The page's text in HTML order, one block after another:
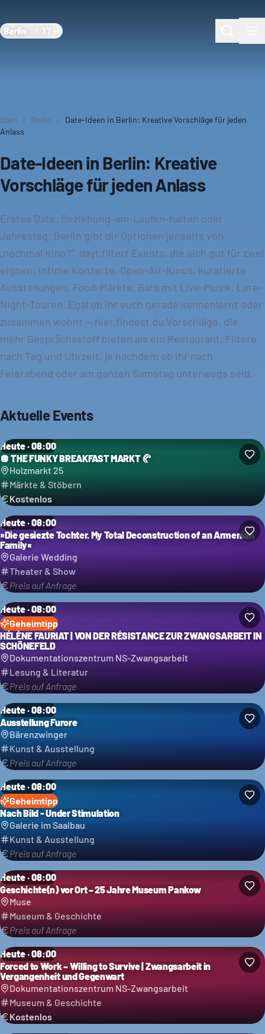
Berlin 08:38
Start / Berlin /
Date-Ideen in Berlin: Kreative Vorschläge für jeden
Anlass
Date-Ideen in Berlin: Kreative
Vorschläge für jeden Anlass
Erstes Date, Beziehung-am-Laufen-halten oder
Jahrestag: Berlin gibt dir Optionen jenseits von
„nochmal Kino?“. dayt filtert Events, die sich gut für zwei
eignen: intime Konzerte, Open-Air-Kinos, kuratierte
Ausstellungen, Food-Märkte, Bars mit Live-Musik, Late-
Night-Touren. Egal ob ihr euch gerade kennenlernt oder
zusammen wohnt — hier findest du Vorschläge, die
mehr Gesprächsstoff bieten als ein Restaurant. Filtere
nach Tag und Uhrzeit, je nachdem ob ihr nach
Feierabend oder am ganzen Samstag unterwegs seid.
Aktuelle Events
Heute · 08:00
🪩 THE FUNKY BREAKFAST MARKT 🥐
Holzmarkt 25
Märkte & Stöbern
Kostenlos
Heute · 08:00
»Die gesiezte Tochter. My Total Deconstruction of an Armenian
Family«
Galerie Wedding
Theater & Show
Preis auf Anfrage
Heute · 08:00
Geheimtipp
HÉLÈNE FAURIAT | VON DER RÉSISTANCE ZUR ZWANGSARBEIT IN
SCHÖNEFELD
Dokumentationszentrum NS-Zwangsarbeit
Lesung & Literatur
Preis auf Anfrage
Heute · 08:00
Ausstellung Furore
Bärenzwinger
Kunst & Ausstellung
Preis auf Anfrage
Heute · 08:00
Geheimtipp
Nach Bild - Under Stimulation
Galerie im Saalbau
Kunst & Ausstellung
Preis auf Anfrage
Heute · 08:00
Geschichte(n) vor Ort – 25 Jahre Museum Pankow
Muse
Museum & Geschichte
Preis auf Anfrage
Heute · 08:00
Forced to Work – Willing to Survive | Zwangsarbeit in
Vergangenheit und Gegenwart
Dokumentationszentrum NS-Zwangsarbeit
Museum & Geschichte
Kostenlos